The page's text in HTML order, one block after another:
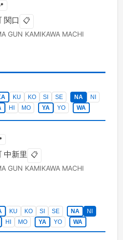
関口 📋
GUN KAMIKAWA MACHI
KU KO SI SE NA
NI
HI MO YA YO WA
中新里 📋
GUN KAMIKAWA MACHI
KU KO SI SE NA
NI
HI MO YA YO WA